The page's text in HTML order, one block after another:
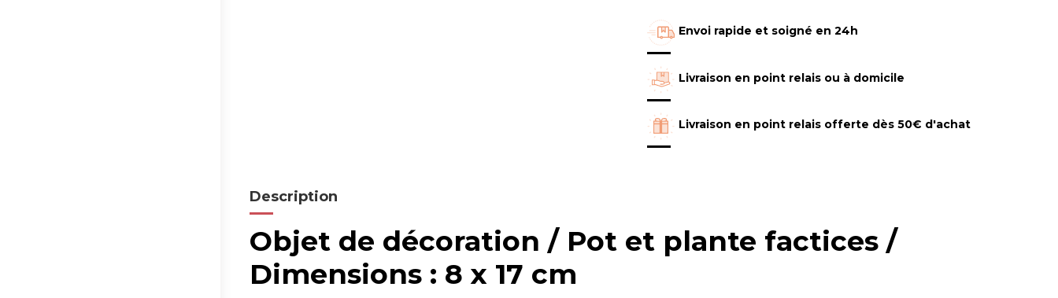
Envoi rapide et soigné en 24h
Livraison en point relais ou à domicile
Livraison en point relais offerte dès 50€ d'achat
Description
Objet de décoration / Pot et plante factices /
Dimensions : 8 x 17 cm